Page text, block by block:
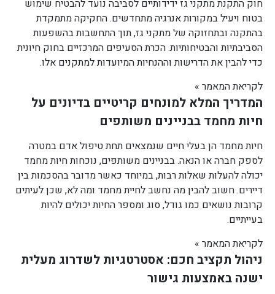
חוק התקנת מתקני גז ידידותיים לסביבה נועד להבטיח שימוש
בטוח ויעיל במקורות אנרגיה מתחדשים. החקיקה מתמקדת
בהתקנה ובתחזוקה של מתקני גז, תוך התחשבות בהשפעות
הסביבתיות והבטיחותיות. הכרת הסעיפים המרכזיים בחוק חיונית
כדי להבין את הדרישות וההנחיות המיועדות למתקנים אלו.
לקריאת המאמר »
המדריך המלא למונחים קריטיים בדיונים על
חיות מחמד בבניינים משותפים
חיות מחמד הן בעלי חיים שנמצאים תחת טיפול אדם במטרה
לספק חברה או הנאה. בבניינים משותפים, נוכחות חיות מחמד
יכולה להעלות שאלות רבות, במיוחד כאשר מדובר בהסכמות בין
דיירים. חשוב להבין מה נחשב לחיית מחמד ומה לא, שכן לעיתים
קרובות נושאים כמו גודל, סוג ומספר החיות יכולים להיות
בעייתיים.
לקריאת המאמר »
ניהול תקציב חכם: אסטרטגיות לשדרוג מעלית
ישנה באמצעות גישור